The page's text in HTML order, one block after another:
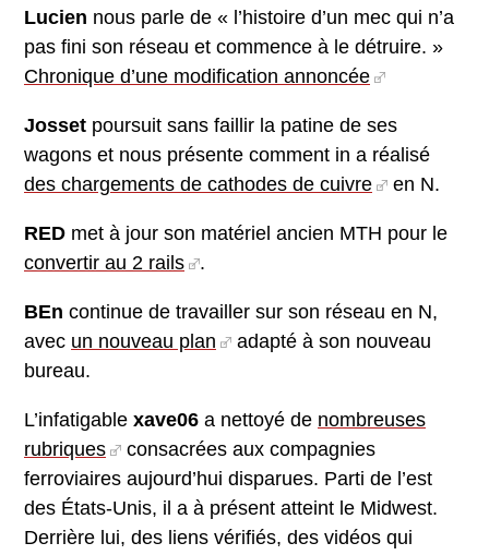
Lucien nous parle de « l’histoire d’un mec qui n’a
pas fini son réseau et commence à le détruire. »
Chronique d’une modification annoncée
Josset poursuit sans faillir la patine de ses
wagons et nous présente comment in a réalisé
des chargements de cathodes de cuivre
en N.
RED met à jour son matériel ancien MTH pour le
convertir au 2 rails
.
BEn continue de travailler sur son réseau en N,
avec un nouveau plan
adapté à son nouveau
bureau.
L’infatigable xave06 a nettoyé de nombreuses
rubriques
consacrées aux compagnies
ferroviaires aujourd’hui disparues. Parti de l’est
des États-Unis, il a à présent atteint le Midwest.
Derrière lui, des liens vérifiés, des vidéos qui